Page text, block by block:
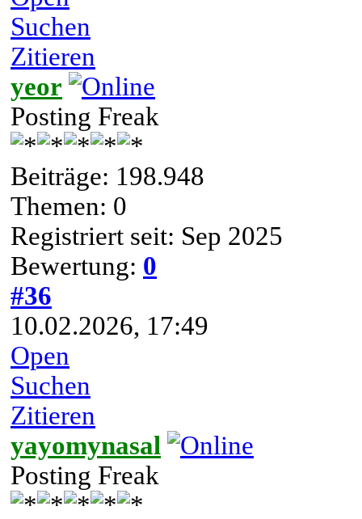
Suchen
Zitieren
yeor
Posting Freak
Beiträge: 198.948
Themen: 0
Registriert seit: Sep 2025
Bewertung: 0
#36
10.02.2026, 17:49
Open
Suchen
Zitieren
yayomynasal
Posting Freak